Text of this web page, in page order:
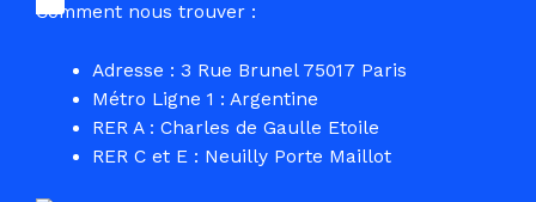
Comment nous trouver :
Adresse : 3 Rue Brunel 75017 Paris
Métro Ligne 1 : Argentine
RER A : Charles de Gaulle Etoile
RER C et E : Neuilly Porte Maillot